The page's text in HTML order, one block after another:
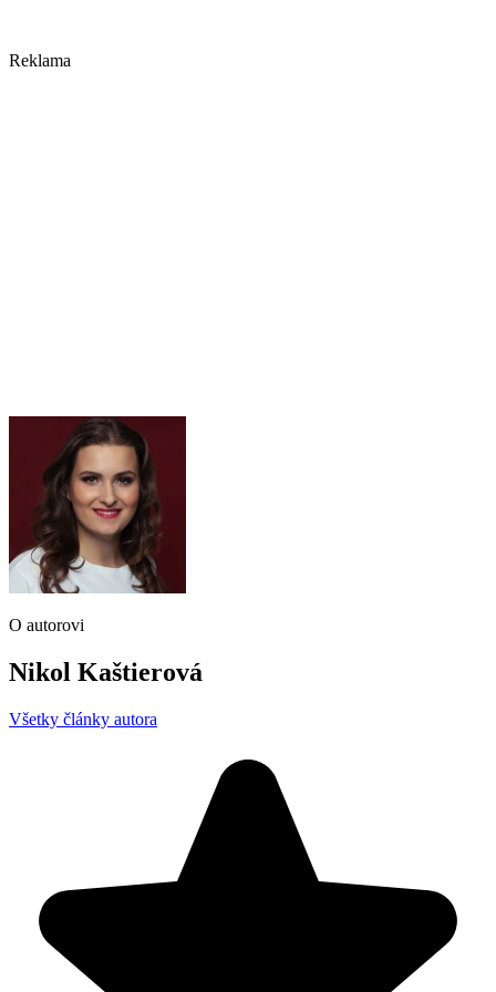
Reklama
O autorovi
Nikol Kaštierová
Všetky články autora